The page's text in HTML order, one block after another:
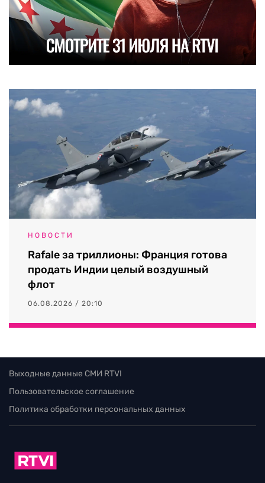
НОВОСТИ
Rafale за триллионы: Франция готова
продать Индии целый воздушный
флот
06.08.2026 / 20:10
Выходные данные СМИ RTVI
Пользовательское соглашение
Политика обработки персональных данных